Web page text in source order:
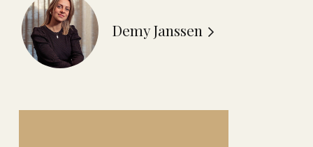
Demy Janssen